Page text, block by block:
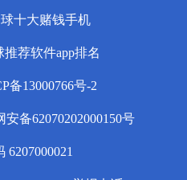
十大赌钱手机
荐软件app排名
备13000766号-2
备62070202000150号
6207000021